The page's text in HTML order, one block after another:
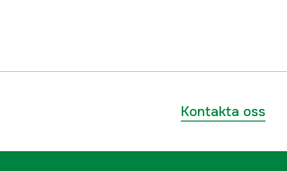
Kontakta oss